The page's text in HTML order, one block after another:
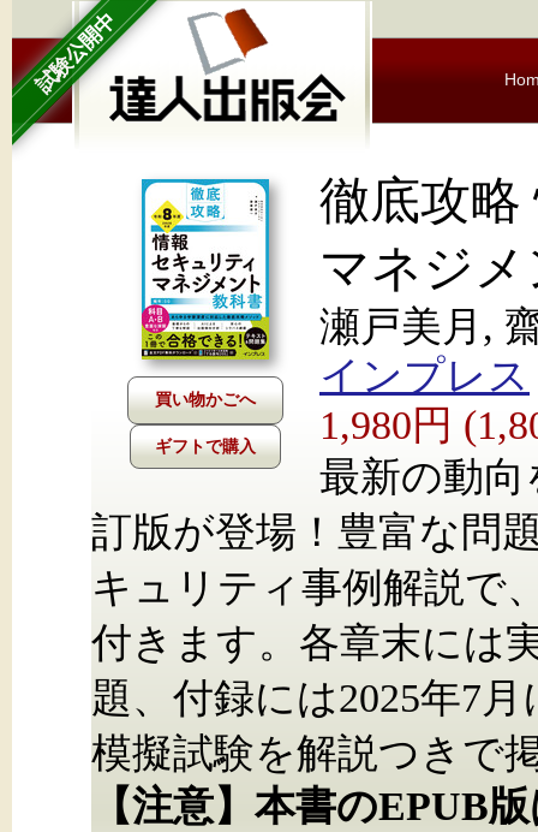
試験公開中
ギフトで購入
徹底攻
マネジ
瀬戸美月,
インプレス
1,980円
最新の動
訂版が登場！豊富な問
キュリティ事例解説で
付きます。各章末には
題、付録には2025年7
模擬試験を解説つきで
【注意】本書のEPUB